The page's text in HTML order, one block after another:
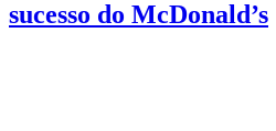
sucesso do McDonald’s